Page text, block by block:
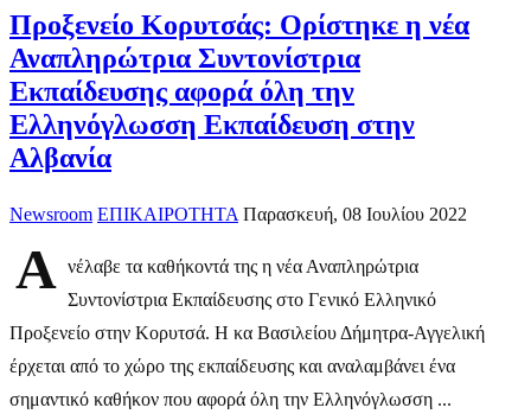
Προξενείο Κορυτσάς: Ορίστηκε η νέα
Αναπληρώτρια Συντονίστρια
Εκπαίδευσης αφορά όλη την
Ελληνόγλωσση Εκπαίδευση στην
Αλβανία
Newsroom ΕΠΙΚΑΙΡΟΤΗΤΑ Παρασκευή, 08 Ιουλίου 2022
Α νέλαβε τα καθήκοντά της η νέα Αναπληρώτρια
Συντονίστρια Εκπαίδευσης στο Γενικό Ελληνικό
Προξενείο στην Κορυτσά. Η κα Βασιλείου Δήμητρα-Αγγελική
έρχεται από το χώρο της εκπαίδευσης και αναλαμβάνει ένα
σημαντικό καθήκον που αφορά όλη την Ελληνόγλωσση ...